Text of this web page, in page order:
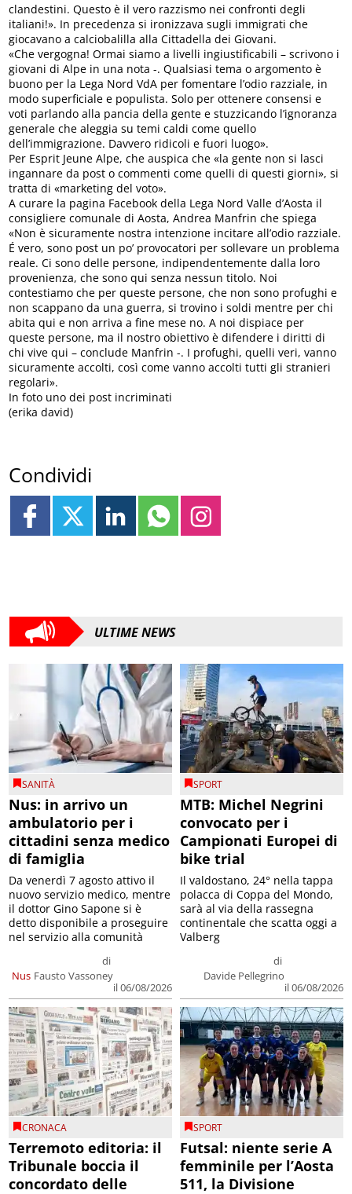
clandestini. Questo è il vero razzismo nei confronti degli
italiani!». In precedenza si ironizzava sugli immigrati che
giocavano a calciobalilla alla Cittadella dei Giovani.
«Che vergogna! Ormai siamo a livelli ingiustificabili – scrivono i
giovani di Alpe in una nota -. Qualsiasi tema o argomento è
buono per la Lega Nord VdA per fomentare l’odio razziale, in
modo superficiale e populista. Solo per ottenere consensi e
voti parlando alla pancia della gente e stuzzicando l’ignoranza
generale che aleggia su temi caldi come quello
dell’immigrazione. Davvero ridicoli e fuori luogo».
Per Esprit Jeune Alpe, che auspica che «la gente non si lasci
ingannare da post o commenti come quelli di questi giorni», si
tratta di «marketing del voto».
A curare la pagina Facebook della Lega Nord Valle d’Aosta il
consigliere comunale di Aosta, Andrea Manfrin che spiega
«Non è sicuramente nostra intenzione incitare all’odio razziale.
É vero, sono post un po’ provocatori per sollevare un problema
reale. Ci sono delle persone, indipendentemente dalla loro
provenienza, che sono qui senza nessun titolo. Noi
contestiamo che per queste persone, che non sono profughi e
non scappano da una guerra, si trovino i soldi mentre per chi
abita qui e non arriva a fine mese no. A noi dispiace per
queste persone, ma il nostro obiettivo è difendere i diritti di
chi vive qui – conclude Manfrin -. I profughi, quelli veri, vanno
sicuramente accolti, così come vanno accolti tutti gli stranieri
regolari».
In foto uno dei post incriminati
(erika david)
Condividi
ULTIME NEWS
SANITÀ
Nus: in arrivo un
ambulatorio per i
cittadini senza medico
di famiglia
Nus
di
Fausto Vassoney
il 06/08/2026
Da venerdì 7 agosto attivo il
nuovo servizio medico, mentre
il dottor Gino Sapone si è
detto disponibile a proseguire
nel servizio alla comunità
SPORT
MTB: Michel Negrini
convocato per i
Campionati Europei di
bike trial
di
Davide Pellegrino
il 06/08/2026
Il valdostano, 24° nella tappa
polacca di Coppa del Mondo,
sarà al via della rassegna
continentale che scatta oggi a
Valberg
CRONACA
Terremoto editoria: il
Tribunale boccia il
concordato delle
SPORT
Futsal: niente serie A
femminile per l’Aosta
511, la Divisione